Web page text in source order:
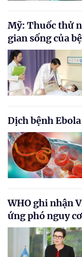
Mỹ: Thuốc thử
gian sống của
Dịch bệnh
WHO ghi nhận
ứng phó nguy